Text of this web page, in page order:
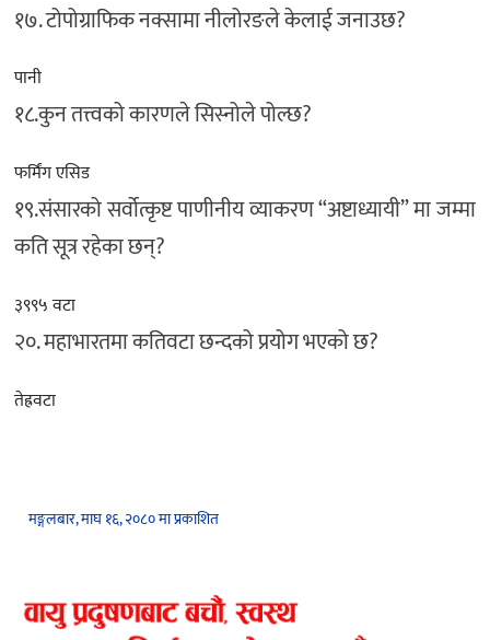
१७. टोपोग्राफिक नक्सामा नीलोरङले केलाई जनाउछ?
पानी
१८.कुन तत्त्वको कारणले सिस्नोले पोल्छ?
फर्मिंग एसिड
१९.संसारको सर्वोत्कृष्ट पाणीनीय व्याकरण “अष्टाध्यायी” मा जम्मा
कति सूत्र रहेका छन्?
३९९५ वटा
२०. महाभारतमा कतिवटा छन्दको प्रयोग भएको छ?
तेह्रवटा
मङ्गलबार, माघ १६, २०८० मा प्रकाशित